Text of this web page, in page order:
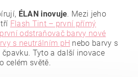
sezásadami ochrany
ÉLAN inovuje. Mezi jeho
Flash Tint – první přímý
odstraňovač barvy nové
s neutrálním pH nebo barvy s
Tyto a další inovace
celém světě.